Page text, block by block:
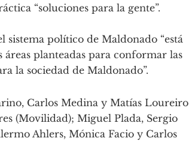
“soluciones para la gente”.
sistema político de Maldonado “está
áreas planteadas para conformar las
la sociedad de Maldonado”.
Carlos Medina y Matías Loureiro
(Movilidad); Miguel Plada, Sergio
Ahlers, Mónica Facio y Carlos